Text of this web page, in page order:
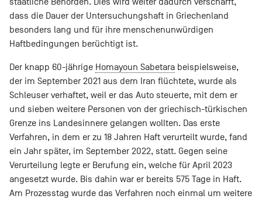
dass die Dauer der Untersuchungshaft in Griechenland
besonders lang und für ihre menschenunwürdigen
Haftbedingungen berüchtigt ist.
Der knapp 60-jährige Homayoun Sabetara beispielsweise,
der im September 2021 aus dem Iran flüchtete, wurde als
Schleuser verhaftet, weil er das Auto steuerte, mit dem er
und sieben weitere Personen von der griechisch-türkischen
Grenze ins Landesinnere gelangen wollten. Das erste
Verfahren, in dem er zu 18 Jahren Haft verurteilt wurde, fand
ein Jahr später, im September 2022, statt. Gegen seine
Verurteilung legte er Berufung ein, welche für April 2023
angesetzt wurde. Bis dahin war er bereits 575 Tage in Haft.
Am Prozesstag wurde das Verfahren noch einmal um weitere